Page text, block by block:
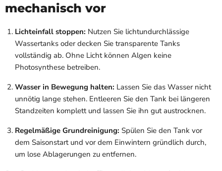
mechanisch vor
Lichteinfall stoppen: Nutzen Sie lichtundurchlässige
Wassertanks oder decken Sie transparente Tanks
vollständig ab. Ohne Licht können Algen keine
Photosynthese betreiben.
Wasser in Bewegung halten: Lassen Sie das Wasser nicht
unnötig lange stehen. Entleeren Sie den Tank bei längeren
Standzeiten komplett und lassen Sie ihn gut austrocknen.
Regelmäßige Grundreinigung: Spülen Sie den Tank vor
dem Saisonstart und vor dem Einwintern gründlich durch,
um lose Ablagerungen zu entfernen.